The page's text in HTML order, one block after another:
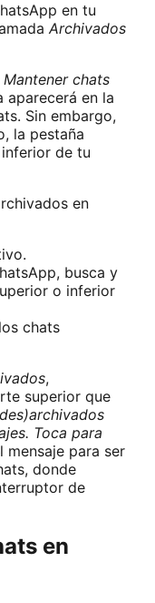
en tu
Archivados
Mantener chats
aparecerá en la
Sin embargo,
la pestaña
de tu
en
busca y
o inferior
chats
,
superior que
Toca para
mensaje para ser
donde
de
en